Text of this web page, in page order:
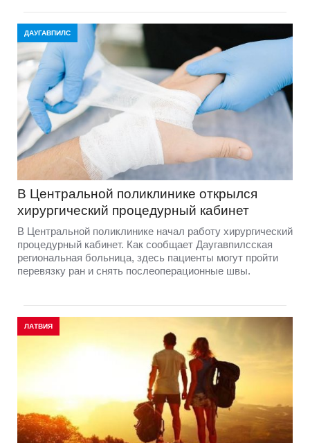
ДАУГАВПИЛС
В Центральной поликлинике открылся
хирургический процедурный кабинет
В Центральной поликлинике начал работу хирургический
процедурный кабинет. Как сообщает Даугавпилсская
региональная больница, здесь пациенты могут пройти
перевязку ран и снять послеоперационные швы.
ЛАТВИЯ